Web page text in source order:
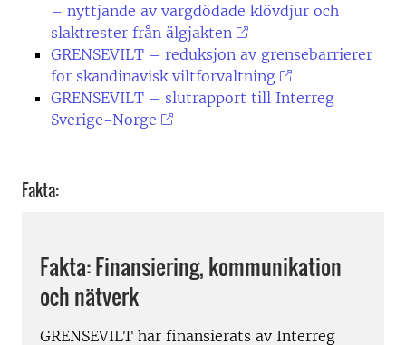
– nyttjande av vargdödade klövdjur och
slaktrester från älgjakten
GRENSEVILT – reduksjon av grensebarrierer
for skandinavisk viltforvaltning
GRENSEVILT – slutrapport till Interreg
Sverige-Norge
Fakta:
Fakta: Finansiering, kommunikation
och nätverk
GRENSEVILT har finansierats av Interreg